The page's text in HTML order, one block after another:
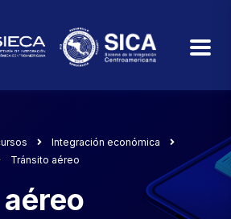
Integración económica
Tránsito aéreo